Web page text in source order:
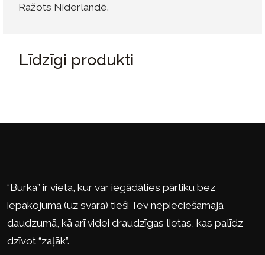
Ražots Nīderlandē.
Līdzīgi produkti
“Burka” ir vieta, kur var iegādāties pārtiku bez
iepakojuma (uz svara) tieši Tev nepieciešamajā
daudzumā, kā arī videi draudzīgas lietas, kas palīdz
dzīvot “zaļāk”.